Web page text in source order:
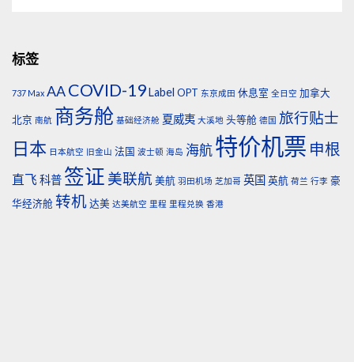
标签
737 Max AACOVID-19Label OPT 东京成田 休息室 全日空 加拿大
北京 南航 商务舱 基础经济舱 夏威夷 大溪地 头等舱 德国 旅行贴士
日本 日本航空 旧金山 法国 波士顿 海岛 海航特价机票 申根
直飞 科普 签证 美联航 美航 羽田机场 芝加哥 英国 英航 荷兰 行李 豪
华经济舱 转机达美 达美航空 里程 里程兑换 香港